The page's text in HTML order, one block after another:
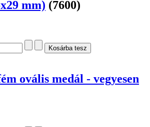
mm) (7600)
ovális medál - vegyesen